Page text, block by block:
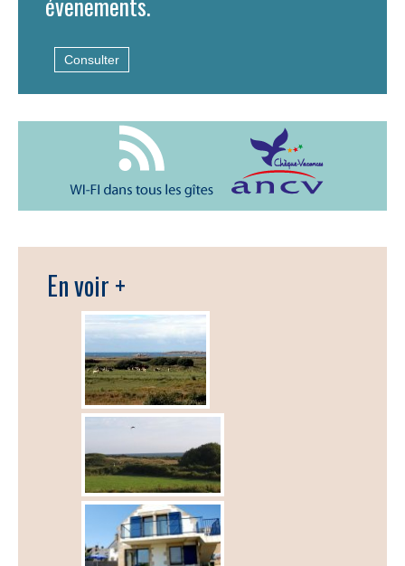
Consulter
En voir +